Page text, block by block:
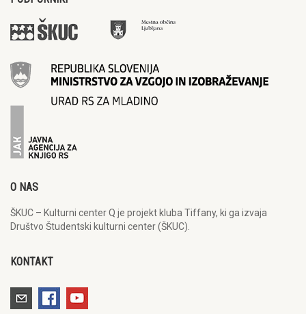
O NAS
ŠKUC – Kulturni center Q je projekt kluba Tiffany, ki ga izvaja
Društvo Študentski kulturni center (ŠKUC).
KONTAKT